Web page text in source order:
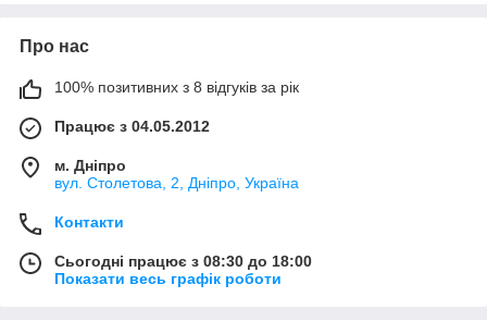
Про нас
100% позитивних з 8 відгуків за рік
Працює з 04.05.2012
м. Дніпро
вул. Столетова, 2, Дніпро, Україна
Контакти
Сьогодні працює з 08:30 до 18:00
Показати весь графік роботи